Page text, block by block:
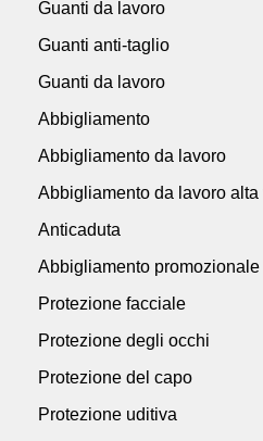
Guanti da lavoro
Guanti anti-taglio
Guanti da lavoro
Abbigliamento
Abbigliamento da lavoro
Abbigliamento da lavoro
Anticaduta
Abbigliamento promozionale
Protezione facciale
Protezione degli occhi
Protezione del capo
Protezione uditiva